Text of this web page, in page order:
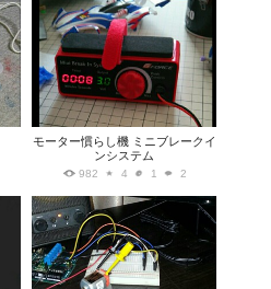
モーター慣らし機 ミニブレークイ
ンシステム
982 4 1 2